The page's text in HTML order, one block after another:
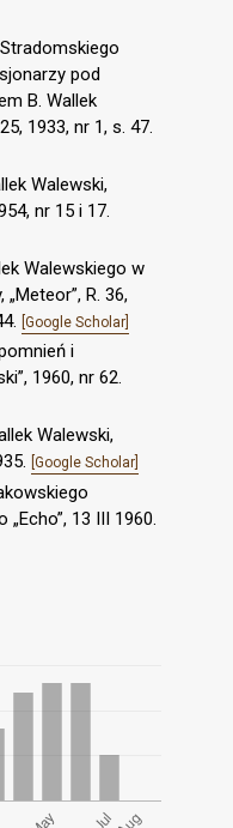
pod
B. Wallek
1933, nr 1, s. 47.
Walewski,
nr 15 i 17.
Walewskiego w
R. 36,
[Google Scholar]
i
1960, nr 62.
Walewski,
[Google Scholar]
13 III 1960.